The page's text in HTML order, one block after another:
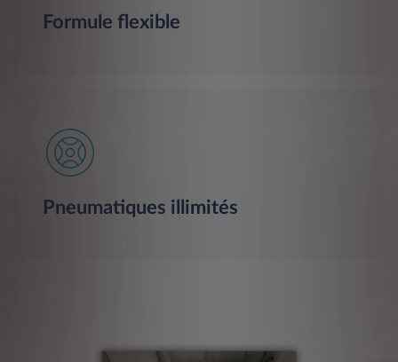
Formule flexible
Pneumatiques illimités